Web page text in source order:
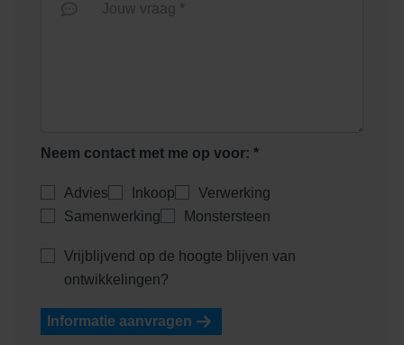
Jouw vraag *
Neem contact met me op voor: *
Advies Inkoop
Verwerking
Samenwerking
Monstersteen
Vrijblijvend op de hoogte blijven van
ontwikkelingen?
Informatie aanvragen